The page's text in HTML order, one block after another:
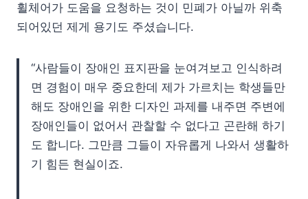
휠체어가 도움을 요청하는 것이 민폐가 아닐까 위축
되어있던 제게 용기도 주셨습니다.
“사람들이 장애인 표지판을 눈여겨보고 인식하려
면 경험이 매우 중요한데 제가 가르치는 학생들만
해도 장애인을 위한 디자인 과제를 내주면 주변에
장애인들이 없어서 관찰할 수 없다고 곤란해 하기
도 합니다. 그만큼 그들이 자유롭게 나와서 생활하
기 힘든 현실이죠.